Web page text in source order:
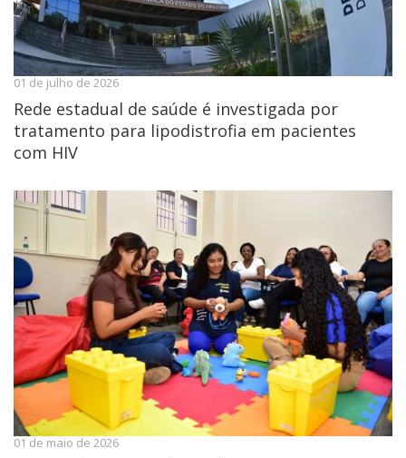
01 de julho de 2026
Rede estadual de saúde é investigada por
tratamento para lipodistrofia em pacientes
com HIV
01 de maio de 2026